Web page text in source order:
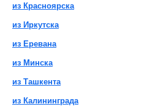
из Красноярска
из Иркутска
из Еревана
из Минска
из Ташкента
из Калининграда